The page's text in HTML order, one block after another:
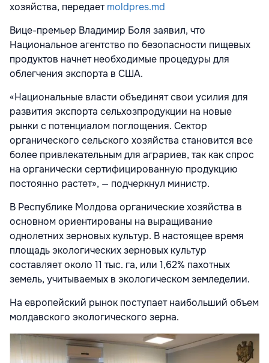
хозяйства, передаетmoldpres.md
Вице-премьер Владимир Боля заявил, что
Национальное агентство по безопасности пищевых
продуктов начнет необходимые процедуры для
облегчения экспорта в США.
«Национальные власти объединят свои усилия для
развития экспорта сельхозпродукции на новые
рынки с потенциалом поглощения. Сектор
органического сельского хозяйства становится все
более привлекательным для аграриев, так как спрос
на органически сертифицированную продукцию
постоянно растет», — подчеркнул министр.
В Республике Молдова органические хозяйства в
основном ориентированы на выращивание
однолетних зерновых культур. В настоящее время
площадь экологических зерновых культур
составляет около 11 тыс. га, или 1,62% пахотных
земель, учитываемых в экологическом земледелии.
На европейский рынок поступает наибольший объем
молдавского экологического зерна.